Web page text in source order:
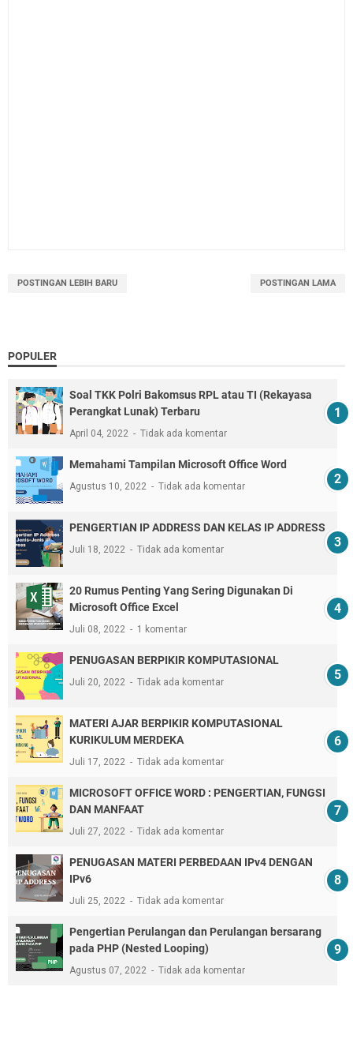
POSTINGAN LEBIH BARU POSTINGAN LAMA
POPULER
Soal TKK Polri Bakomsus RPL atau TI (Rekayasa
Perangkat Lunak) Terbaru
April 04, 2022 Tidak ada komentar
Memahami Tampilan Microsoft Office Word
Agustus 10, 2022 Tidak ada komentar
PENGERTIAN IP ADDRESS DAN KELAS IP ADDRESS
Juli 18, 2022 Tidak ada komentar
20 Rumus Penting Yang Sering Digunakan Di
Microsoft Office Excel
Juli 08, 2022 1 komentar
PENUGASAN BERPIKIR KOMPUTASIONAL
Juli 20, 2022 Tidak ada komentar
MATERI AJAR BERPIKIR KOMPUTASIONAL
KURIKULUM MERDEKA
Juli 17, 2022 Tidak ada komentar
MICROSOFT OFFICE WORD : PENGERTIAN, FUNGSI
DAN MANFAAT
Juli 27, 2022 Tidak ada komentar
PENUGASAN MATERI PERBEDAAN IPv4 DENGAN
IPv6
Juli 25, 2022 Tidak ada komentar
Pengertian Perulangan dan Perulangan bersarang
pada PHP (Nested Looping)
Agustus 07, 2022 Tidak ada komentar